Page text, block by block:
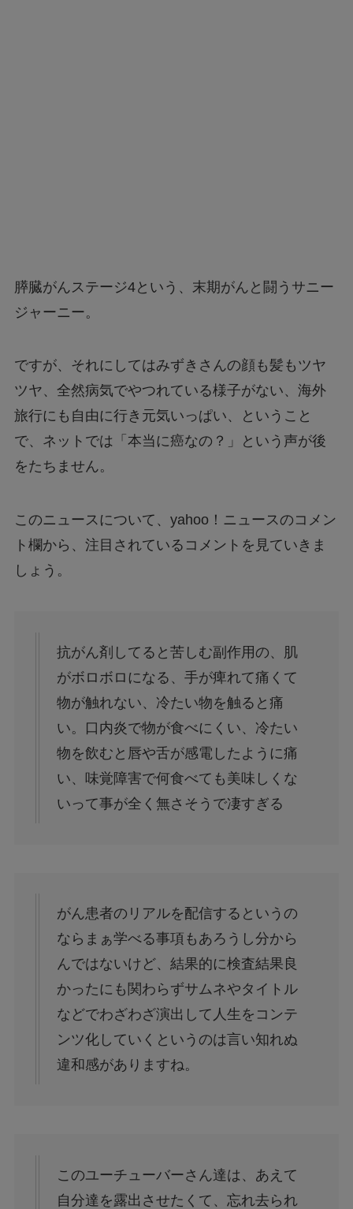
膵臓がんステージ4という、末期がんと闘うサニー
ジャーニー。
ですが、それにしてはみずきさんの顔も髪もツヤ
ツヤ、全然病気でやつれている様子がない、海外
旅行にも自由に行き元気いっぱい、ということ
で、ネットでは「本当に癌なの？」という声が後
をたちません。
このニュースについて、yahoo！ニュースのコメン
ト欄から、注目されているコメントを見ていきま
しょう。
抗がん剤してると苦しむ副作用の、肌
がボロボロになる、手が痺れて痛くて
物が触れない、冷たい物を触ると痛
い。口内炎で物が食べにくい、冷たい
物を飲むと唇や舌が感電したように痛
い、味覚障害で何食べても美味しくな
いって事が全く無さそうで凄すぎる
がん患者のリアルを配信するというの
ならまぁ学べる事項もあろうし分から
んではないけど、結果的に検査結果良
かったにも関わらずサムネやタイトル
などでわざわざ演出して人生をコンテ
ンツ化していくというのは言い知れぬ
違和感がありますね。
このユーチューバーさん達は、あえて
自分達を露出させたくて、忘れ去られ